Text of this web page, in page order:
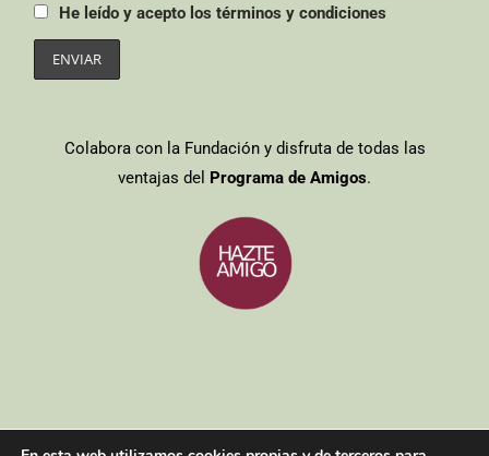
He leído y acepto los términos y condiciones
Colabora con la Fundación y disfruta de todas las
ventajas del Programa de Amigos.